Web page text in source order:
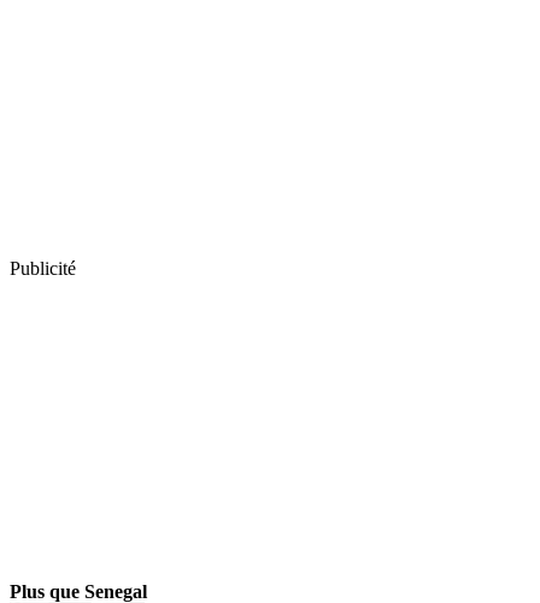
Publicité
Plus que Senegal